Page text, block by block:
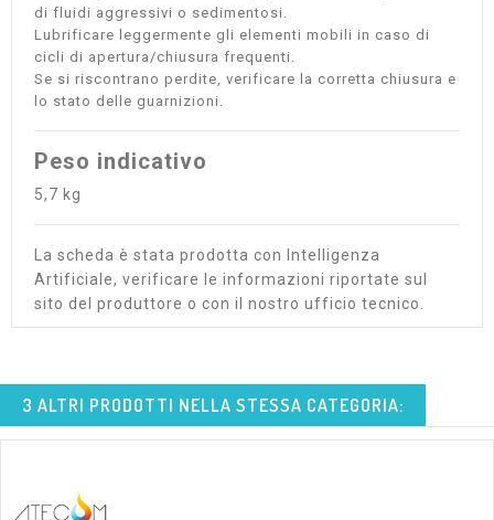
di fluidi aggressivi o sedimentosi.
Lubrificare leggermente gli elementi mobili in caso di
cicli di apertura/chiusura frequenti.
Se si riscontrano perdite, verificare la corretta chiusura e
lo stato delle guarnizioni.
Peso indicativo
5,7 kg
La scheda è stata prodotta con Intelligenza
Artificiale, verificare le informazioni riportate sul
sito del produttore o con il nostro ufficio tecnico.
3 ALTRI PRODOTTI NELLA STESSA CATEGORIA: